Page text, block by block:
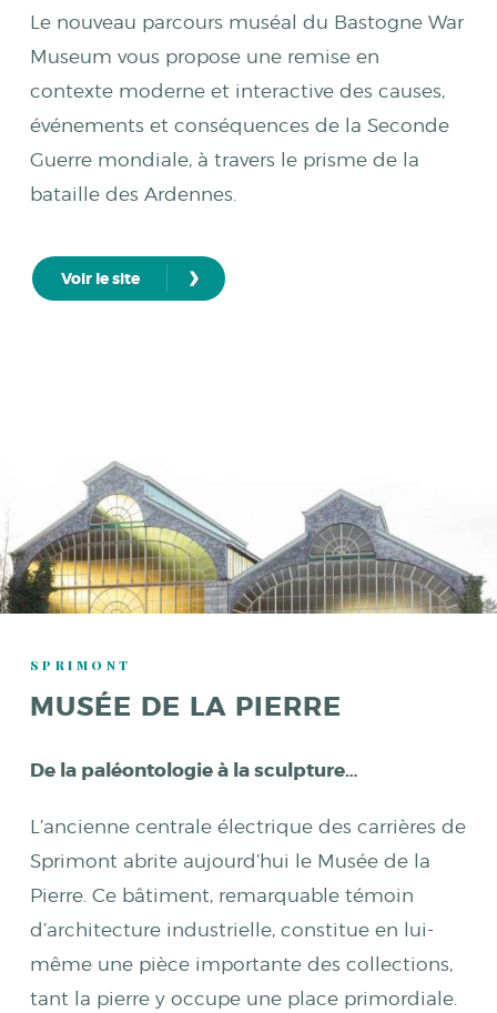
Le nouveau parcours muséal du Bastogne War
Museum vous propose une remise en
contexte moderne et interactive des causes,
événements et conséquences de la Seconde
Guerre mondiale, à travers le prisme de la
bataille des Ardennes.
Voir le site ›
SPRIMONT
MUSÉE DE LA PIERRE
De la paléontologie à la sculpture…
L’ancienne centrale électrique des carrières de
Sprimont abrite aujourd’hui le Musée de la
Pierre. Ce bâtiment, remarquable témoin
d’architecture industrielle, constitue en lui-
même une pièce importante des collections,
tant la pierre y occupe une place primordiale.